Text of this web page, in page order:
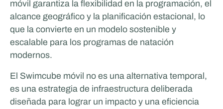
móvil garantiza la flexibilidad en la programación, el
alcance geográfico y la planificación estacional, lo
que la convierte en un modelo sostenible y
escalable para los programas de natación
modernos.
El Swimcube móvil no es una alternativa temporal,
es una estrategia de infraestructura deliberada
diseñada para lograr un impacto y una eficiencia